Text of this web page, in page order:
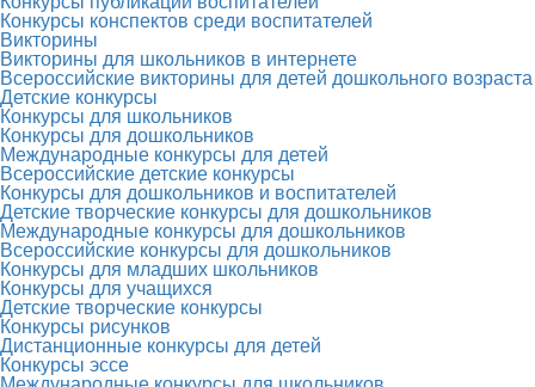
Конкурсы конспектов среди воспитателей
Викторины
Викторины для школьников в интернете
Всероссийские викторины для детей дошкольного возраста
Детские конкурсы
Конкурсы для школьников
Конкурсы для дошкольников
Международные конкурсы для детей
Всероссийские детские конкурсы
Конкурсы для дошкольников и воспитателей
Детские творческие конкурсы для дошкольников
Международные конкурсы для дошкольников
Всероссийские конкурсы для дошкольников
Конкурсы для младших школьников
Конкурсы для учащихся
Детские творческие конкурсы
Конкурсы рисунков
Дистанционные конкурсы для детей
Конкурсы эссе